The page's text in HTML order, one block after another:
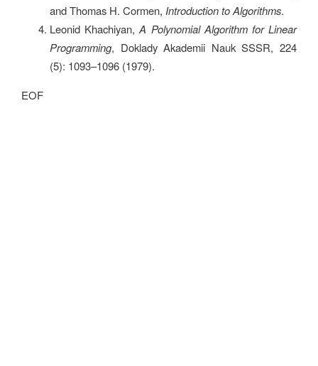
and Thomas H. Cormen, Introduction to Algorithms.
Leonid Khachiyan,A Polynomial Algorithm for Linear
Programming, Doklady Akademii Nauk SSSR, 224
(5): 1093–1096 (1979).
EOF